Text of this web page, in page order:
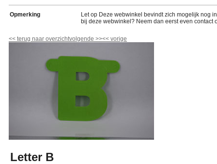
Opmerking
Let op Deze webwinkel bevindt zich mogelijk nog
bij deze webwinkel? Neem dan eerst even contact
<< terug naar overzichtvolgende >><< vorige
Letter B